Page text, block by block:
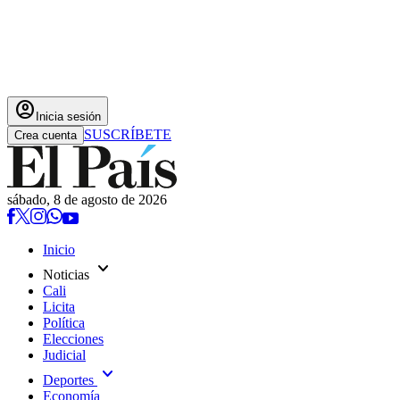
account_circle Inicia sesión
Crea cuenta SUSCRÍBETE
sábado, 8 de agosto de 2026
Inicio
Noticias expand_more
Cali
Licita
Política
Elecciones
Judicial
Deportes expand_more
Economía